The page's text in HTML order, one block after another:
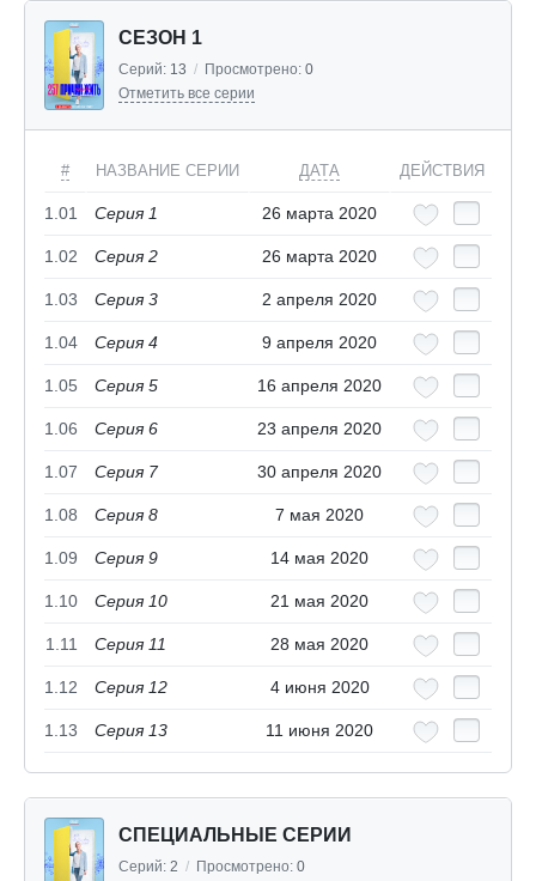
СЕЗОН 1
Серий: 13 / Просмотрено: 0
Отметить все серии
# НАЗВАНИЕ СЕРИИ ДАТА ДЕЙСТВИЯ
1.01 Серия 1 26 марта 2020
1.02 Серия 2 26 марта 2020
1.03 Серия 3 2 апреля 2020
1.04 Серия 4 9 апреля 2020
1.05 Серия 5 16 апреля 2020
1.06 Серия 6 23 апреля 2020
1.07 Серия 7 30 апреля 2020
1.08 Серия 8 7 мая 2020
1.09 Серия 9 14 мая 2020
1.10 Серия 10 21 мая 2020
1.11 Серия 11 28 мая 2020
1.12 Серия 12 4 июня 2020
1.13 Серия 13 11 июня 2020
СПЕЦИАЛЬНЫЕ СЕРИИ
Серий: 2 / Просмотрено: 0